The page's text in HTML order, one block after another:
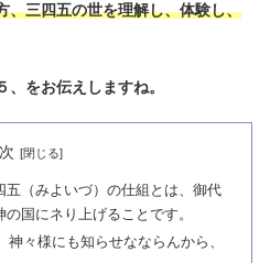
、三四五の世を理解し、体験し、
をお伝えしますね。
（みよいづ）の仕組とは、御代
国にネり上げることです。
々様にも知らせなならんから、